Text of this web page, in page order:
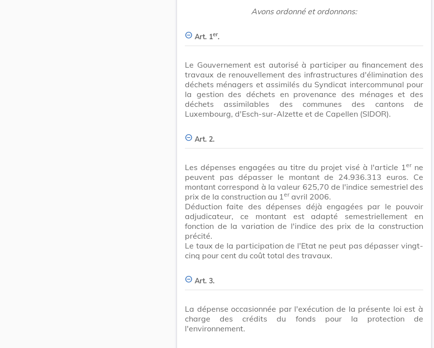
Avons ordonné et ordonnons:
Art. 1er.
Le Gouvernement est autorisé à participer au financement des
travaux de renouvellement des infrastructures d'élimination des
déchets ménagers et assimilés du Syndicat intercommunal pour
la gestion des déchets en provenance des ménages et des
déchets assimilables des communes des cantons de
Luxembourg, d'Esch-sur-Alzette et de Capellen (SIDOR).
Art. 2.
Les dépenses engagées au titre du projet visé à l'article 1 erne
peuvent pas dépasser le montant de 24.936.313 euros. Ce
montant correspond à la valeur 625,70 de l'indice semestriel des
prix de la construction au 1 eravril 2006.
Déduction faite des dépenses déjà engagées par le pouvoir
adjudicateur, ce montant est adapté semestriellement en
fonction de la variation de l'indice des prix de la construction
précité.
Le taux de la participation de l'Etat ne peut pas dépasser vingt-
cinq pour cent du coût total des travaux.
Art. 3.
La dépense occasionnée par l'exécution de la présente loi est à
charge des crédits du fonds pour la protection de
l'environnement.